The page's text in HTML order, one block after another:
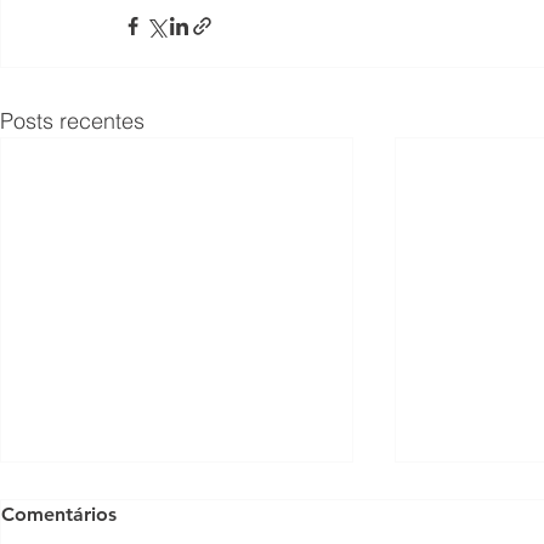
Posts recentes
Comentários